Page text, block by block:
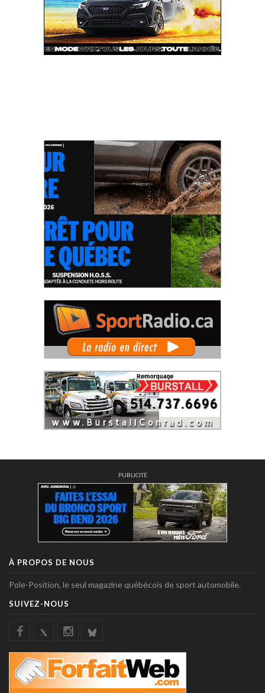
PUBLICITÉ
À PROPOS DE NOUS
Pole-Position, le seul magazine québécois de sport automobile.
SUIVEZ-NOUS